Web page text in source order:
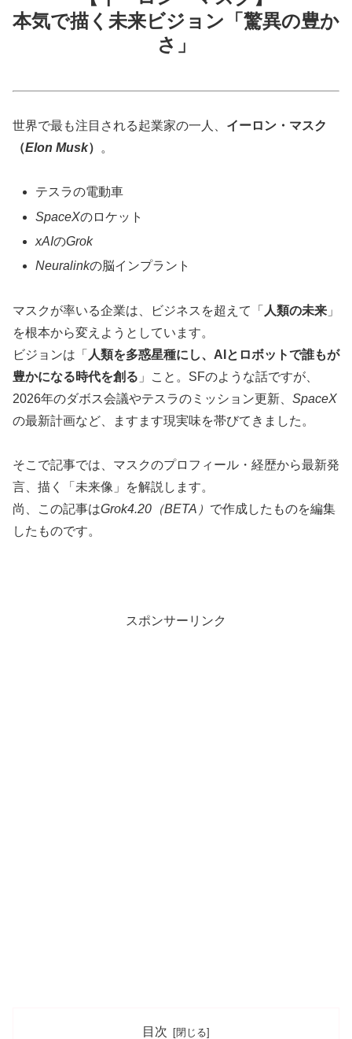
本気で描く未来ビジョン「驚異の豊か
さ」
世界で最も注目される起業家の一人、 イーロン・マスク
（Elon Musk） 。
テスラの電動車
SpaceXのロケット
xAIのGrok
Neuralinkの脳インプラント
マスクが率いる企業は、ビジネスを超えて「 人類の未来 」
を根本から変えようとしています。
ビジョンは「 人類を多惑星種にし、AIとロボットで誰もが
豊かになる時代を創る 」こと。SFのような話ですが、
2026年のダボス会議やテスラのミッション更新、 SpaceX
の最新計画など、ますます現実味を帯びてきました。
そこで記事では、マスクのプロフィール・経歴から最新発
言、描く「未来像」を解説します。
尚、この記事はGrok4.20（BETA） で作成したものを編集
したものです。
スポンサーリンク
目次